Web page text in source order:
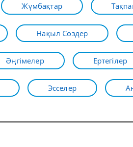
Жұмбақтар
Нақыл Сөздер
Әңгімелер Ертегілер
Эсселер